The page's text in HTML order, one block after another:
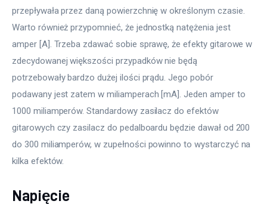
przepływała przez daną powierzchnię w określonym czasie.
Warto również przypomnieć, że jednostką natężenia jest
amper [A]. Trzeba zdawać sobie sprawę, że efekty gitarowe w
zdecydowanej większości przypadków nie będą
potrzebowały bardzo dużej ilości prądu. Jego pobór
podawany jest zatem w miliamperach [mA]. Jeden amper to
1000 miliamperów. Standardowy zasilacz do efektów
gitarowych czy zasilacz do pedalboardu będzie dawał od 200
do 300 miliamperów, w zupełności powinno to wystarczyć na
kilka efektów.
Napięcie